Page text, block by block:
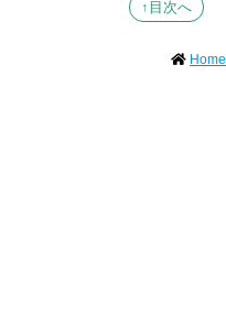
↑目次へ
Home